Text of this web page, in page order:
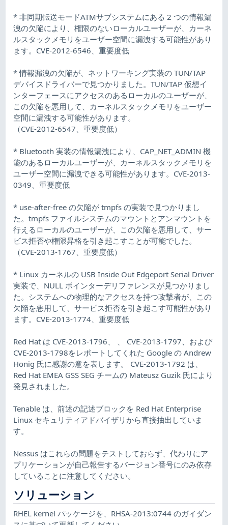
* 非同期転送モードATMサブシステムにある 2 つの情報漏
洩の欠陥により、権限のないローカルユーザーが、カーネ
ルスタックメモリをユーザー空間に漏洩する可能性があり
ます。CVE-2012-6546、重要度低
* 情報漏洩の欠陥が、ネットワーキング実装の TUN/TAP
デバイスドライバーで見つかりました。TUN/TAP 仮想イ
ンターフェースにアクセスのあるローカルのユーザーが、
この欠陥を悪用して、カーネルスタックメモリをユーザー
空間に漏洩する可能性があります。
（CVE-2012-6547、重要度低）
* Bluetooth 実装の情報漏洩により、CAP_NET_ADMIN 機
能のあるローカルユーザーが、カーネルスタックメモリを
ユーザー空間に漏洩できる可能性があります。CVE-2013-
0349、重要度低
* use-after-free の欠陥が tmpfs の実装で見つかりまし
た。tmpfs ファイルシステムのマウントとアンマウントを
行えるローカルのユーザーが、この欠陥を悪用して、サー
ビス拒否や権限昇格を引き起こすことが可能でした。
（CVE-2013-1767、重要度低）
* Linux カーネルの USB Inside Out Edgeport Serial Driver
実装で、NULL ポインターデリファレンスが見つかりまし
た。システムへの物理的なアクセスを持つ攻撃者が、この
欠陥を悪用して、サービス拒否を引き起こす可能性があり
ます。CVE-2013-1774、重要度低
Red Hat は CVE-2013-1796、 、 CVE-2013-1797、および
CVE-2013-1798をレポートしてくれた Google の Andrew
Honig 氏に感謝の意を表します。 CVE-2013-1792 は、
Red Hat EMEA GSS SEG チームの Mateusz Guzik 氏により
発見されました。
Tenable は、前述の記述ブロックを Red Hat Enterprise
Linux セキュリティアドバイザリから直接抽出していま
す。
Nessus はこれらの問題をテストしておらず、代わりにア
プリケーションが自己報告するバージョン番号にのみ依存
していることに注意してください。
ソリューション
RHEL kernel パッケージを、RHSA-2013:0744 のガイダン